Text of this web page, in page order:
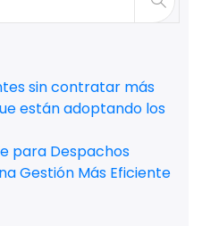
sin contratar más
están adoptando los
para Despachos
Gestión Más Eficiente